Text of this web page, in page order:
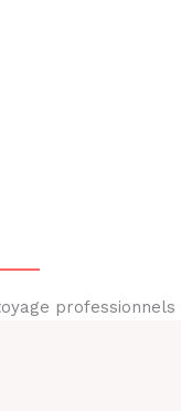
professionnels